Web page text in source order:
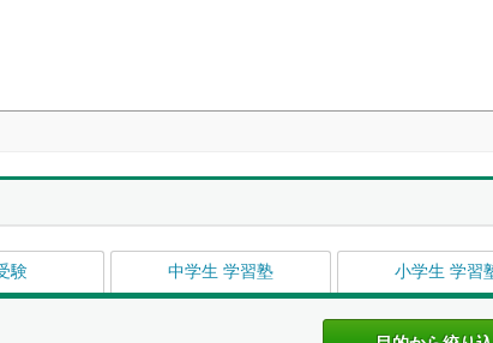
験 中学生 学習塾 小学生 学習